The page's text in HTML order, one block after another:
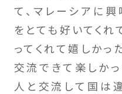
て、マレーシアに
をとても好いてくれ
ってくれて嬉しかっ
交流できて楽しか
人と交流して国は